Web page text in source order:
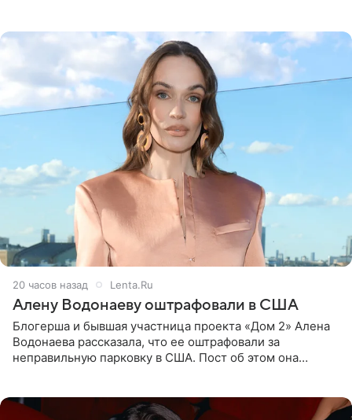
20 часов назад Lenta.Ru
Алену Водонаеву оштрафовали в США
Блогерша и бывшая участница проекта «Дом 2» Алена
Водонаева рассказала, что ее оштрафовали за
неправильную парковку в США. Пост об этом она